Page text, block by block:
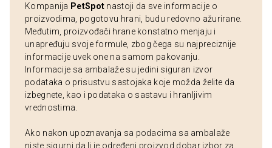
Kompanija PetSpot nastoji da sve informacije o
proizvodima, pogotovu hrani, budu redovno ažurirane.
Međutim, proizvođači hrane konstatno menjaju i
unapređuju svoje formule, zbog čega su najpreciznije
informacije uvek one na samom pakovanju.
Informacije sa ambalaže su jedini siguran izvor
podataka o prisustvu sastojaka koje možda želite da
izbegnete, kao i podataka o sastavu i hranljivim
vrednostima.
Ako nakon upoznavanja sa podacima sa ambalaže
niste sigurni da li je određeni proizvod dobar izbor za